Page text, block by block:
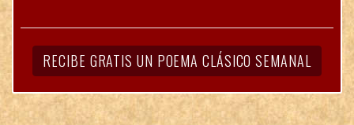
RECIBE GRATIS UN POEMA CLÁSICO SEMANAL